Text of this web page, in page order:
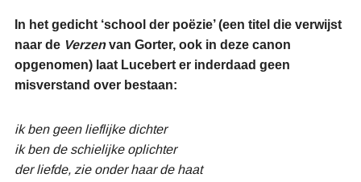
In het gedicht ‘school der poëzie’ (een titel die verwijst
naar de Verzenvan Gorter, ook in deze canon
opgenomen) laat Lucebert er inderdaad geen
misverstand over bestaan:
ik ben geen lieflijke dichter
ik ben de schielijke oplichter
der liefde, zie onder haar de haat